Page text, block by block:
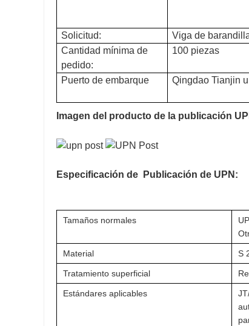
Solicitud:
Viga de
Cantidad mínima de
pedido:
100 piezas
Puerto de embarque Qingdao Tianjin
Imagen del producto de la publicación
Especificación de Publicación de UPN:
Tamaños normales
Material S
Tratamiento superficial
Estándares aplicables